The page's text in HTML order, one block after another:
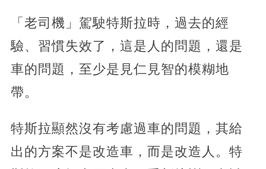
「老司機」駕駛特斯拉時，過去的經
驗、習慣失效了，這是人的問題，還是
車的問題，至少是見仁見智的模糊地
帶。
特斯拉顯然沒有考慮過車的問題，其給
出的方案不是改造車，而是改造人。特